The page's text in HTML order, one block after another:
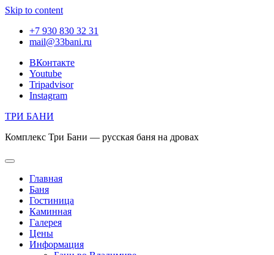
Skip to content
+7 930 830 32 31
mail@33bani.ru
ВКонтакте
Youtube
Tripadvisor
Instagram
ТРИ БАНИ
Комплекс Три Бани — русская баня на дровах
Главная
Баня
Гостиница
Каминная
Галерея
Цены
Информация